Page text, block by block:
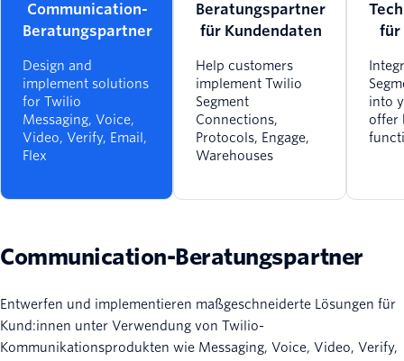
Communication-
Beratungspartner
Design and
implement solutions
for Twilio
Messaging, Voice,
Video, Verify, Email,
Flex
Beratungspartner
für Kundendaten
Help customers
implement Twilio
Segment
Connections,
Protocols, Engage,
Warehouses
für
into
offer
Communication-Beratungspartner
Entwerfen und implementieren maßgeschneiderte Lösungen für
Kund:innen unter Verwendung von Twilio-
Kommunikationsprodukten wie Messaging, Voice, Video, Verify,